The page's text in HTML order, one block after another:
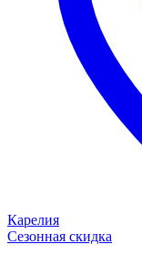
Карелия
Сезонная скидка